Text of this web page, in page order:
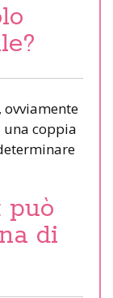
ovviamente
coppia
può
di